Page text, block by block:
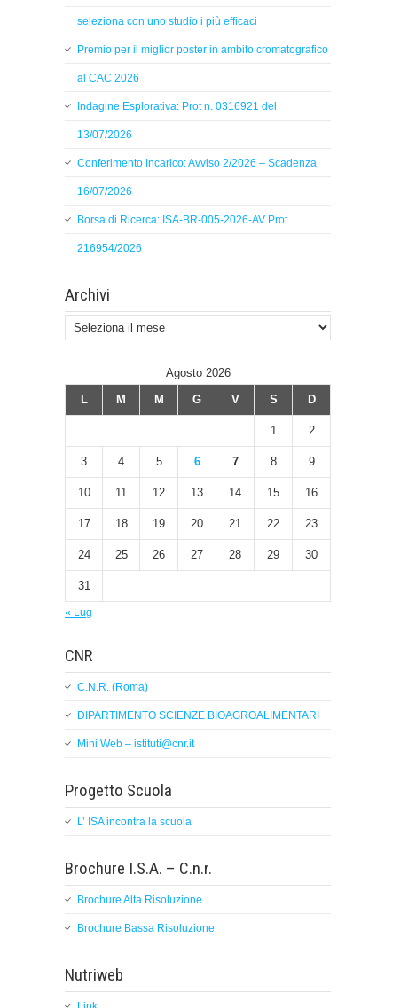
seleziona con uno studio i più efficaci
Premio per il miglior poster in ambito cromatografico
al CAC 2026
Indagine Esplorativa: Prot n. 0316921 del
13/07/2026
Conferimento Incarico: Avviso 2/2026 – Scadenza
16/07/2026
Borsa di Ricerca: ISA-BR-005-2026-AV Prot.
216954/2026
Archivi
Archivi
Agosto 2026
L
M M G V S D
1 2
3 4 5 6 7 8 9
10 11 12 13 14 15 16
17 18 19 20 21 22 23
24 25 26 27 28 29 30
31
« Lug
CNR
C.N.R. (Roma)
DIPARTIMENTO SCIENZE BIOAGROALIMENTARI
Mini Web – istituti@cnr.it
Progetto Scuola
L’ ISA incontra la scuola
Brochure I.S.A. – C.n.r.
Brochure Alta Risoluzione
Brochure Bassa Risoluzione
Nutriweb